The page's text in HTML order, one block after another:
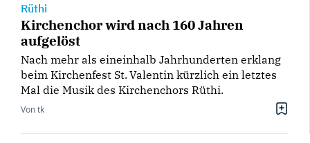
Rüthi
Kirchenchor wird nach 160 Jahren
aufgelöst
Nach mehr als einein­halb Jahrhunderten erklang
beim Kirchenfest St. Valentin kürzlich ein letztes
Mal die Musik des Kirchenchors Rüthi.
Von tk